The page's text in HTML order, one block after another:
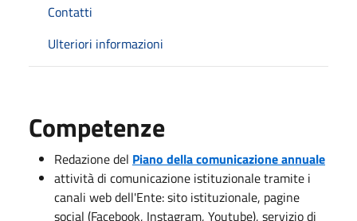
Contatti
Ulteriori informazioni
Competenze
Redazione del Piano della comunicazione annuale
attività di comunicazione istituzionale tramite i
canali web dell'Ente: sito istituzionale, pagine
social (Facebook, Instagram, Youtube), servizio di